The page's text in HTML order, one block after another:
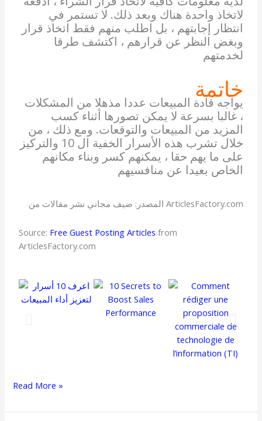
لاتخاذ واحدة هناك وبعد ذلك. لا تستمر في
انتظار إجابتهم ، بل اطلب منهم فقط اتخاذ قرار
وبغض النظر عن قرارهم ، اكتشف طرقا
لخدمتهم
خاتمة
يواجه قادة المبيعات عددا مذهلا من المشكلات
، غالبا بسرعة لا يمكن تصورها أثناء كسب
المزيد من المبيعات والتوقعات. ومع ذلك ، من
خلال تشرب هذه الأسرار الخفية ال 10 والتركيز
على ما يهم حقا ، يمكنهم كسر وبناء مكانهم
الخاص بعيدا عن منافسيهم
المصدر: ضيف مجاني نشر مقالات من ArticlesFactory.com
Source: Free Guest Posting Articles from
ArticlesFactory.com
Read More »